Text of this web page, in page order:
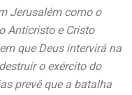
Jerusalém como o
Anticristo e Cristo
que Deus intervirá na
o exército do
prevê que a batalha